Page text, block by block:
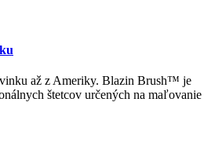
až z Ameriky. Blazin Brush™ je
štetcov určených na maľovanie